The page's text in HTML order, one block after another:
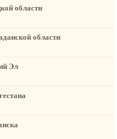
области
области
Эл